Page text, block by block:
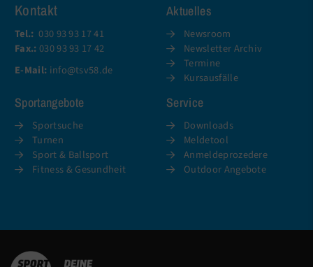
Kontakt
Tel.: 030 93 93 17 41
Fax.:030 93 93 17 42
E-Mail: info@tsv58.de
Aktuelles
Newsroom
Newsletter Archiv
Termine
Kursausfälle
Sportangebote
Sportsuche
Turnen
Sport & Ballsport
Fitness & Gesundheit
Service
Downloads
Meldetool
Anmeldeprozedere
Outdoor Angebote